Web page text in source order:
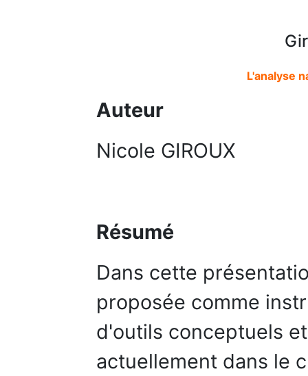
L'analyse
Auteur
Nicole GIROUX
Résumé
Dans cette
proposée comme
d'outils conceptuels
actuellement dans le